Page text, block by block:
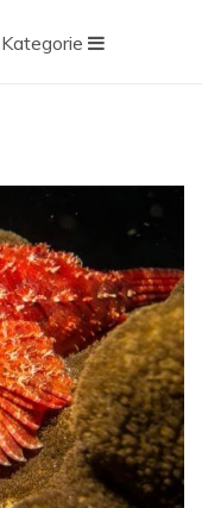
Kategorie